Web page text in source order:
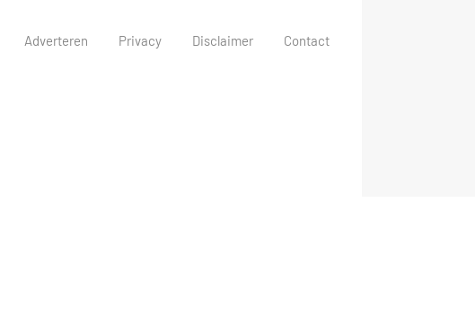
Adverteren Privacy Disclaimer Contact